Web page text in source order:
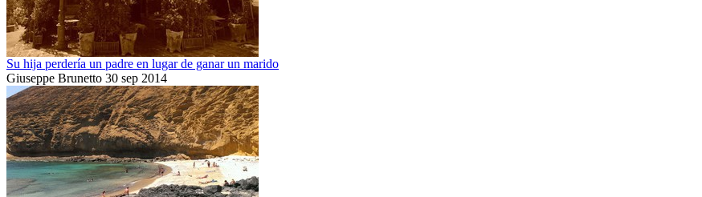
Su hija perdería un padre en lugar de ganar un marido
Giuseppe Brunetto 30 sep 2014